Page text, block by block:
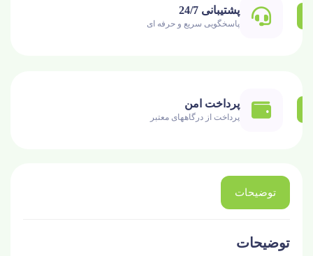
پشتیبانی 24/7
پاسخگویی سریع و حرفه ای
پرداخت امن
پرداخت از درگاههای معتبر
توضیحات
توضیحات